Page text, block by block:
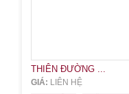
THIÊN ĐƯỜNG ...
GIÁ: LIÊN HỆ